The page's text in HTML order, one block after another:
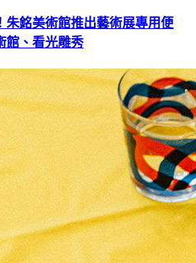
朱銘美術館推出藝術展專用便
館、看光雕秀